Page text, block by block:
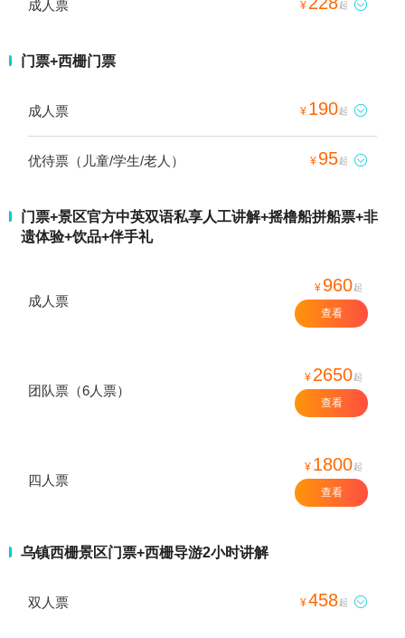
成人票 ¥ 起 
门票+西栅门票
成人票 ¥ 190起 
优待票（儿童/学生/老人） ¥ 95起 
门票+景区官方中英双语私享人工讲解+摇橹船拼船票+非
遗体验+饮品+伴手礼
成人票
¥ 960起
查看
团队票（6人票）
¥ 2650起
查看
四人票
¥ 1800起
查看
乌镇西栅景区门票+西栅导游2小时讲解
双人票 ¥458起 